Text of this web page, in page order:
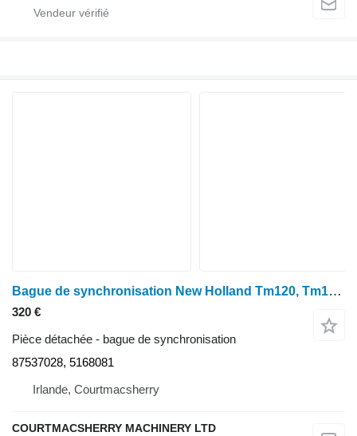
Bague de synchronisation New Holland Tm120, Tm130, Case Puma Transmission Synchroniser 87537028, 5168 pour tracteur à roues New Holland Tm120, Tm130
320 €
Pièce détachée - bague de synchronisation
87537028, 5168081
Irlande, Courtmacsherry
COURTMACSHERRY MACHINERY LTD